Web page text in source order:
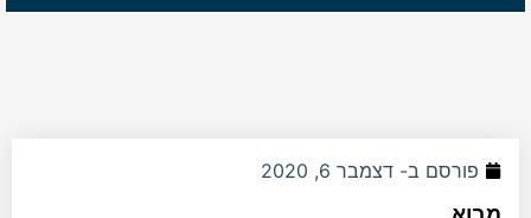
פורסם ב- דצמבר 6, 2020